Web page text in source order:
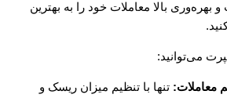
بالا معاملات خود را به بهترین
می‌توانید:
معاملات:تنها با تنظیم میزان ریسک و